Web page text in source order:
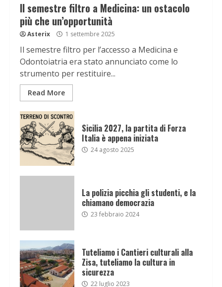
Il semestre filtro a Medicina: un ostacolo
più che un’opportunità
Asterix 1 settembre 2025
Il semestre filtro per l’accesso a Medicina e
Odontoiatria era stato annunciato come lo
strumento per restituire...
Read More
Sicilia 2027, la partita di Forza
Italia è appena iniziata
24 agosto 2025
La polizia picchia gli studenti, e la
chiamano democrazia
23 febbraio 2024
Tuteliamo i Cantieri culturali alla
Zisa, tuteliamo la cultura in
sicurezza
22 luglio 2023